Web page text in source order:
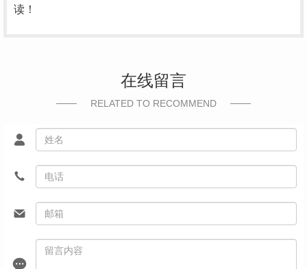
读！
在线留言
RELATED TO RECOMMEND